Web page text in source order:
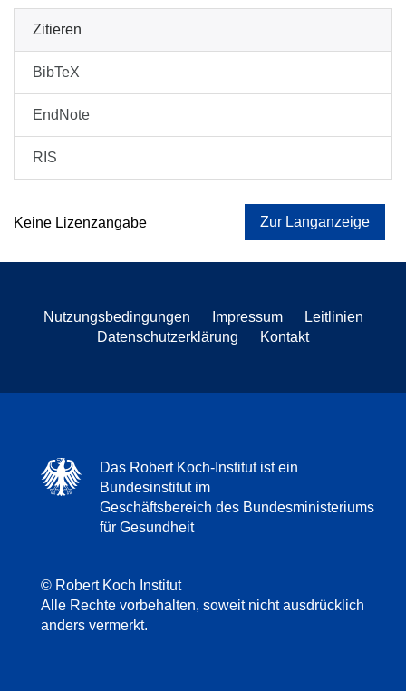
Zitieren
BibTeX
EndNote
RIS
Keine Lizenzangabe Zur Langanzeige
Nutzungsbedingungen Impressum
Leitlinien
Datenschutzerklärung
Kontakt
Das Robert Koch-Institut ist ein
Bundesinstitut im
Geschäftsbereich des Bundesministeriums
für Gesundheit
© Robert Koch Institut
Alle Rechte vorbehalten, soweit nicht ausdrücklich
anders vermerkt.